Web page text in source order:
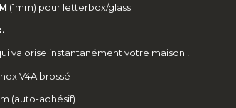
(1mm) pour letterbox/glass
valorise instantanément votre maison !
V4A brossé​
(auto-adhésif)